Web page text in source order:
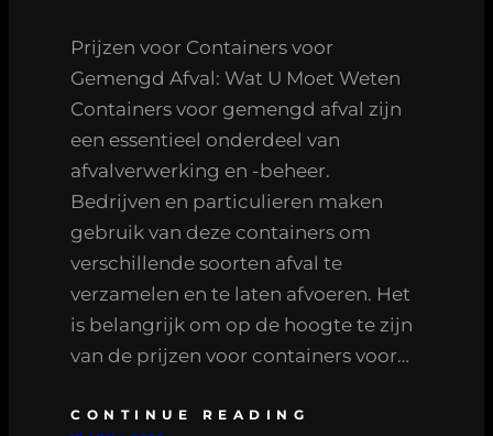
Prijzen voor Containers voor
Gemengd Afval: Wat U Moet Weten
Containers voor gemengd afval zijn
een essentieel onderdeel van
afvalverwerking en -beheer.
Bedrijven en particulieren maken
gebruik van deze containers om
verschillende soorten afval te
verzamelen en te laten afvoeren. Het
is belangrijk om op de hoogte te zijn
van de prijzen voor containers voor…
CONTINUE READING